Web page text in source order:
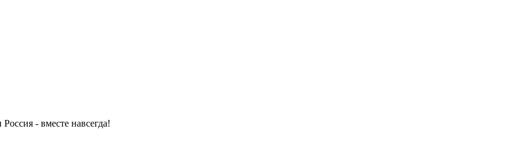
- вместе навсегда!